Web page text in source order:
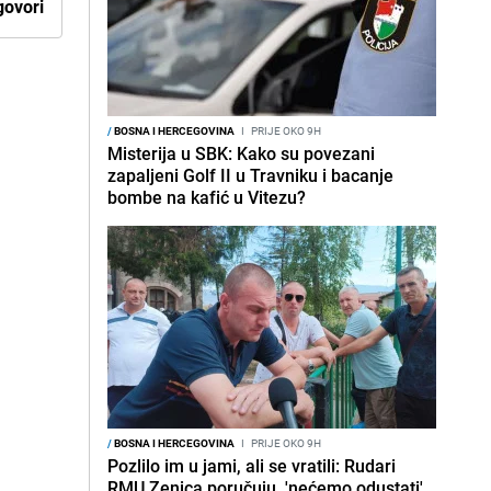
/BOSNA I HERCEGOVINA I PRIJE OKO 9H
Misterija u SBK: Kako su povezani
zapaljeni Golf II u Travniku i bacanje
bombe na kafić u Vitezu?
/BOSNA I HERCEGOVINA I PRIJE OKO 9H
Pozlilo im u jami, ali se vratili: Rudari